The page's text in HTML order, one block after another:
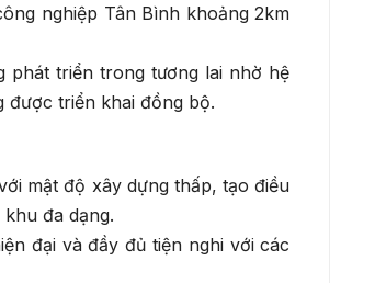
nghiệp Tân Bình khoảng 2km
phát triển trong tương lai nhờ hệ
được triển khai đồng bộ.
mật độ xây dựng thấp, tạo điều
đa dạng.
đại và đầy đủ tiện nghi với các